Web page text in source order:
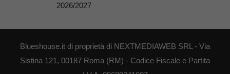
2026/2027
Blueshouse.it di proprietà di NEXTMEDIAWEB SRL - Via
Sistina 121, 00187 Roma (RM) - Codice Fiscale e Partita